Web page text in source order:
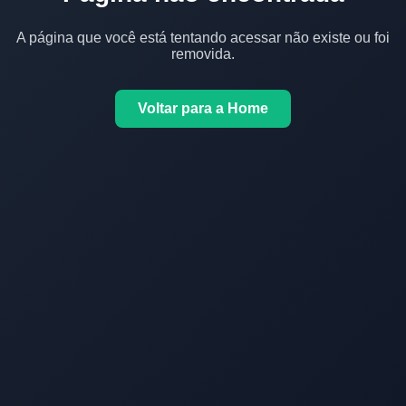
A página que você está tentando acessar não existe ou foi
removida.
Voltar para a Home